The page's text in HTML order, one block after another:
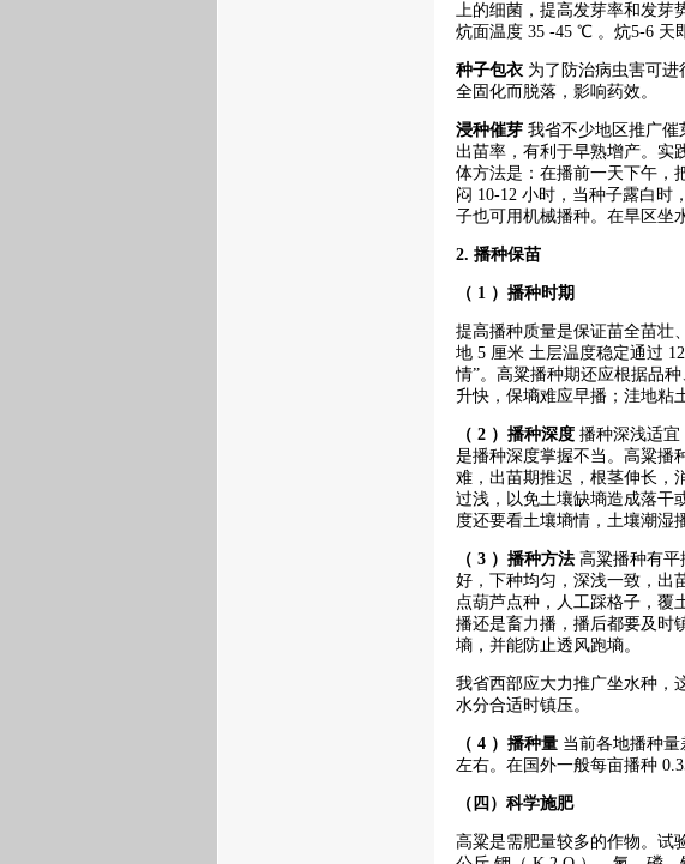
上的细菌，提高发芽率和发芽
炕面温度 35 -45 ℃ 。炕5-6 天
种子包衣 为了防治病虫害可
全固化而脱落，影响药效。
浸种催芽 我省不少地区推广催
出苗率，有利于早熟增产。实
体方法是：在播前一天下午，
闷 10-12 小时，当种子露白时
子也可用机械播种。在旱区坐
2. 播种保苗
（ 1 ）播种时期
提高播种质量是保证苗全苗壮
地 5 厘米 土层温度稳定通过
情”。高粱播种期还应根据品
升快，保墒难应早播；洼地粘
（ 2 ）播种深度 播种深浅适
是播种深度掌握不当。高粱播
难，出苗期推迟，根茎伸长，
过浅，以免土壤缺墒造成落干
度还要看土壤墒情，土壤潮湿
（ 3 ）播种方法 高粱播种有
好，下种均匀，深浅一致，出
点葫芦点种，人工踩格子，覆
播还是畜力播，播后都要及时
墒，并能防止透风跑墒。
我省西部应大力推广坐水种，
水分合适时镇压。
（ 4 ）播种量 当前各地播种
左右。在国外一般每亩播种
（四）科学施肥
高粱是需肥量较多的作物。试